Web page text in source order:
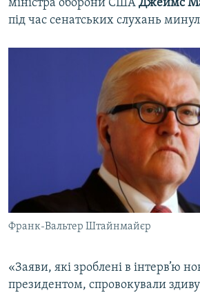
міністра оборони США Джеймс
під час сенатських слухань
Франк-Вальтер Штайнмайєр
«Заяви, які зроблені в інтерв’ю
президентом, спровокували